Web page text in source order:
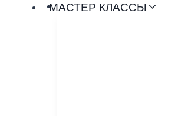
МАСТЕР КЛАССЫ